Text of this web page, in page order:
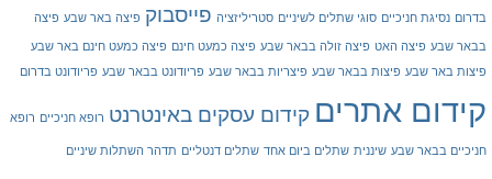
בדרום נסיגת חניכיים סוגי שתלים לשיניים סטריליזציה פייסבוק פיצה באר שבע פיצה
בבאר שבע פיצה האט פיצה זולה בבאר שבע פיצה כמעט חינם פיצה כמעט חינם באר שבע
פיצות באר שבע פיצות בבאר שבע פיצריות בבאר שבע פריודונט בבאר שבע פריודונט בדרום
קידום אתרים קידום עסקים באינטרנט רופא חניכיים רופא
חניכיים בבאר שבע שיננית שתלים ביום אחד שתלים דנטליים תדהר השתלות שיניים